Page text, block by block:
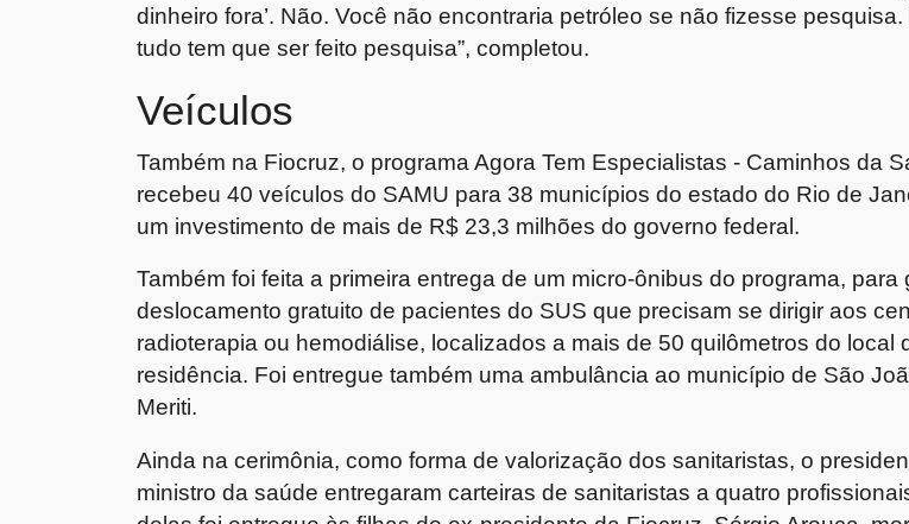
dinheiro fora’. Não. Você não encontraria petróleo se não fizesse pesquisa.
tudo tem que ser feito pesquisa”, completou.
Veículos
Também na Fiocruz, o programa Agora Tem Especialistas - Caminhos da
recebeu 40 veículos do SAMU para 38 municípios do estado do Rio de
um investimento de mais de R$ 23,3 milhões do governo federal.
Também foi feita a primeira entrega de um micro-ônibus do programa, para
deslocamento gratuito de pacientes do SUS que precisam se dirigir aos
radioterapia ou hemodiálise, localizados a mais de 50 quilômetros do local
residência. Foi entregue também uma ambulância ao município de São
Meriti.
Ainda na cerimônia, como forma de valorização dos sanitaristas, o
ministro da saúde entregaram carteiras de sanitaristas a quatro